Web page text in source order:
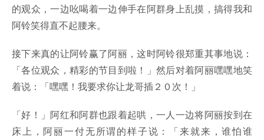
的观众，一边吆喝着一边伸手在阿群身上乱摸，搞得我和
阿铃笑得直不起腰来。
接下来真的让阿铃赢了阿丽，这时阿铃很郑重其事地说：
「各位观众，精彩的节目到啦！」然后对着阿丽嘿嘿地笑
着说：「嘿嘿！我要求你让龙哥插２０次！」
「好！」阿红和阿群也跟着起哄，一人一边将阿丽按到在
床上，阿丽一付无所谓的样子说：「来就来，谁怕谁